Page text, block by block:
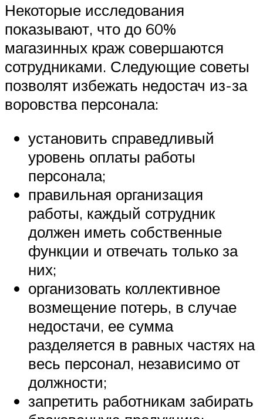
Некоторые исследования
показывают, что до 60%
магазинных краж совершаются
сотрудниками. Следующие советы
позволят избежать недостач из-за
воровства персонала:
установить справедливый
уровень оплаты работы
персонала;
правильная организация
работы, каждый сотрудник
должен иметь собственные
функции и отвечать только за
них;
организовать коллективное
возмещение потерь, в случае
недостачи, ее сумма
разделяется в равных частях на
весь персонал, независимо от
должности;
запретить работникам забирать